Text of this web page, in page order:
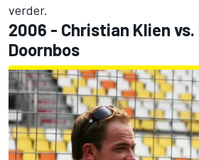
verder.
2006 - Christian Klien vs.
Doornbos